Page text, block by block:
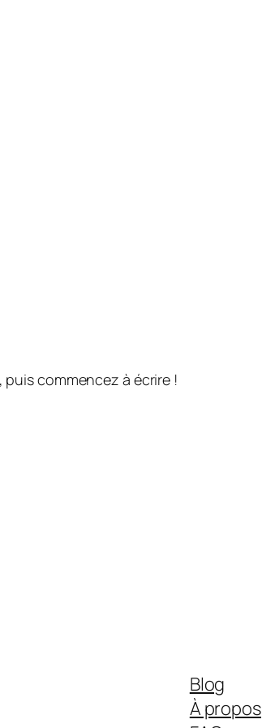
commencez à écrire !
Blog
À propos